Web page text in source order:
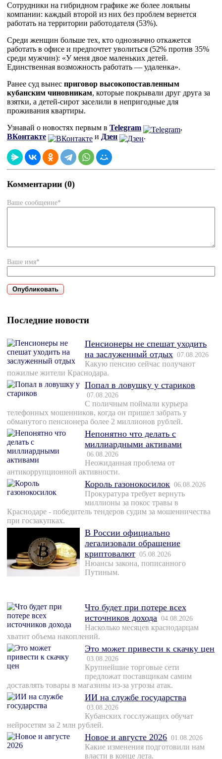
Сотрудники на гибридном графике же более лояльны
компании: каждый второй из них без проблем вернется
работать на территории работодателя (53%).
Среди женщин больше тех, кто однозначно откажется
работать в офисе и предпочтет уволиться (52% против 35%
среди мужчин): «У меня двое маленьких детей.
Единственная возможность работать — удаленка».
Ранее суд вынес приговор высокопоставленным
кубанским чиновникам, которые покрывали друг друга за
взятки, а детей-сирот заселили в непригодные для
проживания квартиры.
Узнавай о новостях первым в Telegram
,
ВКонтакте
и Дзен .
Комментарии (0)
Ваше сообщение*
Ваше имя*
Последние новости
Пенсионеры не спешат уходить
на заслуженный отдых 07.08.2026
Какую пенсию сейчас получают
пожилые жители Краснодара.
Попал в ловушку у стариков
07.08.2026
С поличным поймали курьера
телефонных мошенников, когда он пришел забрать у
обманутого пенсионера более 2 миллионов рублей.
Непонятно что делать с
миллиардными активами
06.08.2026
Неожиданная проблема от
антикоррупционной активности.
Король газонокосилок 06.08.2026
Прокуратура требует вернуть
миллионы за покос травы в
Краснодаре - победитель тендеров судим за мошенничества
при госзакупках.
В России официально
легализовали обращение
криптовалют 05.08.2026
Нюансы закона, пописанного
Путиным.
Что будет при потере всех
источников дохода 04.08.2026
Насколько месяцев краснодарцам
хватит объема накоплений.
Это может привести к скачку цен
03.08.2026
Крупнейшие торговые сети
предложат поставщикам самим
доставлять товары в магазины из-за угрозы атак.
ИИ на службе государства
03.08.2026
Кубанских госслужащих обучат
нейросетям за 2 млн рублей.
Новое и августе 2026 01.08.2026
Какие изменения подготовили нам
власти в конце лета.